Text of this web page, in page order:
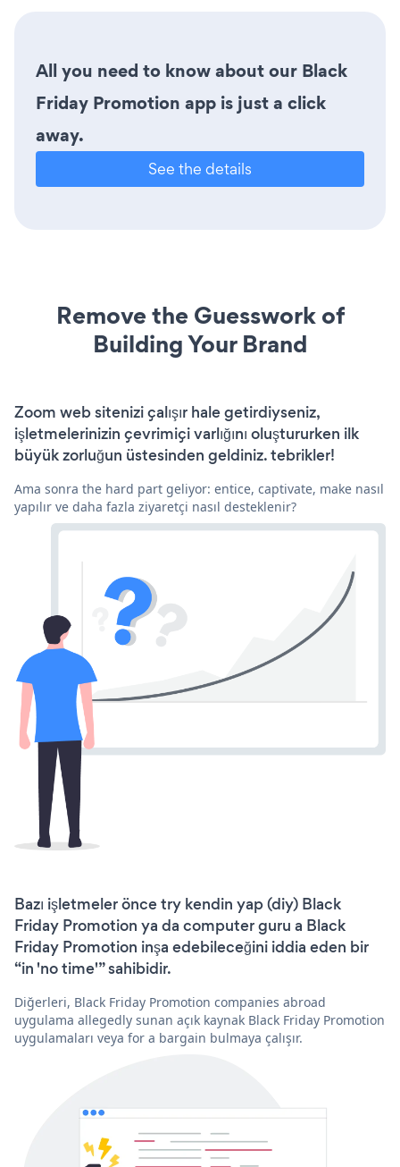
All you need to know about our Black
Friday Promotion app is just a click
away.
See the details
Remove the Guesswork of
Building Your Brand
Zoom web sitenizi çalışır hale getirdiyseniz,
işletmelerinizin çevrimiçi varlığını oluştururken ilk
büyük zorluğun üstesinden geldiniz. tebrikler!
Ama sonra the hard part geliyor: entice, captivate, make nasıl
yapılır ve daha fazla ziyaretçi nasıl desteklenir?
Bazı işletmeler önce try kendin yap (diy) Black
Friday Promotion ya da computer guru a Black
Friday Promotion inşa edebileceğini iddia eden bir
“in 'no time'” sahibidir.
Diğerleri, Black Friday Promotion companies abroad
uygulama allegedly sunan açık kaynak Black Friday Promotion
uygulamaları veya for a bargain bulmaya çalışır.